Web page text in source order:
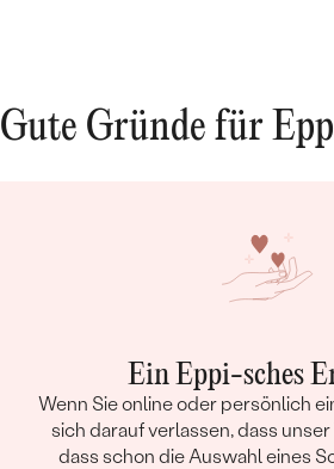
Gute Gründe für
Ein Eppi-sches
Wenn Sie online oder persönlich
sich darauf verlassen, dass
dass schon die Auswahl eines